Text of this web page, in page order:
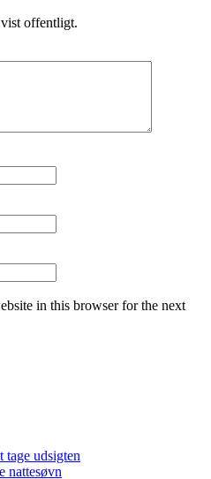
offentligt.
in this browser for the next
tage udsigten
nattesøvn